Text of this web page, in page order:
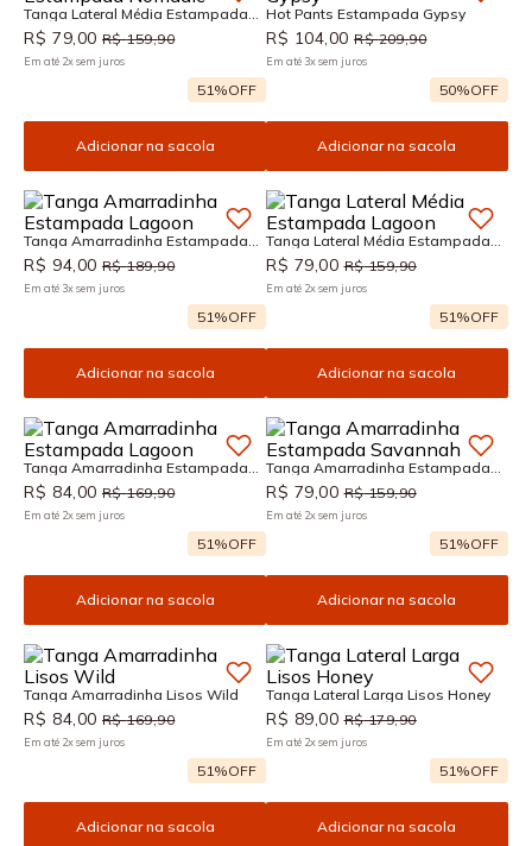
Tanga Lateral Média Estampada
Nomadic
R$ 79,00 R$ 159,90
Em até 2xsem juros
51%OFF
Adicionar na sacola
Hot Pants Estampada Gypsy
R$ 104,00 R$ 209,90
Em até 3xsem juros
50%OFF
Adicionar na sacola
Tanga Amarradinha Estampada
Lagoon
R$ 94,00 R$ 189,90
Em até 3xsem juros
51%OFF
Adicionar na sacola
Tanga Lateral Média Estampada
Lagoon
R$ 79,00 R$ 159,90
Em até 2xsem juros
51%OFF
Adicionar na sacola
Tanga Amarradinha Estampada
Lagoon
R$ 84,00 R$ 169,90
Em até 2xsem juros
51%OFF
Adicionar na sacola
Tanga Amarradinha Estampada
Savannah
R$ 79,00 R$ 159,90
Em até 2xsem juros
51%OFF
Adicionar na sacola
Tanga Amarradinha Lisos Wild
R$ 84,00 R$ 169,90
Em até 2xsem juros
51%OFF
Adicionar na sacola
Tanga Lateral Larga Lisos Honey
R$ 89,00 R$ 179,90
Em até 2xsem juros
51%OFF
Adicionar na sacola